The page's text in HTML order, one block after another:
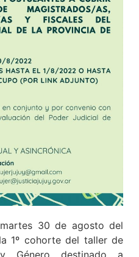
30 de agosto del
1º cohorte del taller de